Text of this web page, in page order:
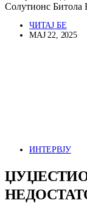
Солутионс
ЧИТАЈ БЕ
МАЈ 22, 2025
ИНТЕРВЈУ